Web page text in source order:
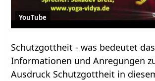
YouTube
Schutzgottheit‏‎ - was bedeutet das?
Informationen und Anregungen
Ausdruck